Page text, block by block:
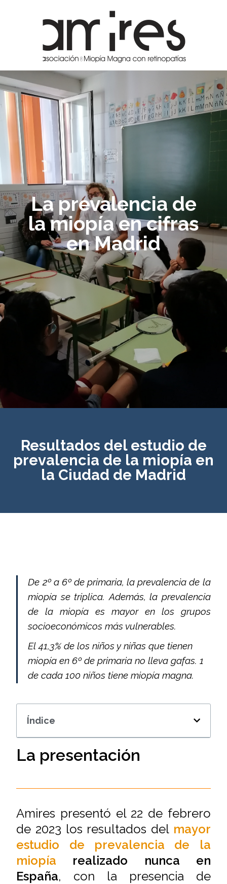
La prevalencia de
la miopía en cifras
en Madrid
Resultados del estudio de
prevalencia de la miopía en
la Ciudad de Madrid
De 2º a 6º de primaria, la prevalencia de la
miopía se triplica. Además, la prevalencia
de la miopía es mayor en los grupos
socioeconómicos más vulnerables.
El 41,3% de los niños y niñas que tienen
miopía en 6º de primaria no lleva gafas. 1
de cada 100 niños tiene miopía magna.
Índice
La presentación
Amires presentó el 22 de febrero
de 2023 los resultados del mayor
estudio de prevalencia de la
miopía realizado nunca en
España, con la presencia de